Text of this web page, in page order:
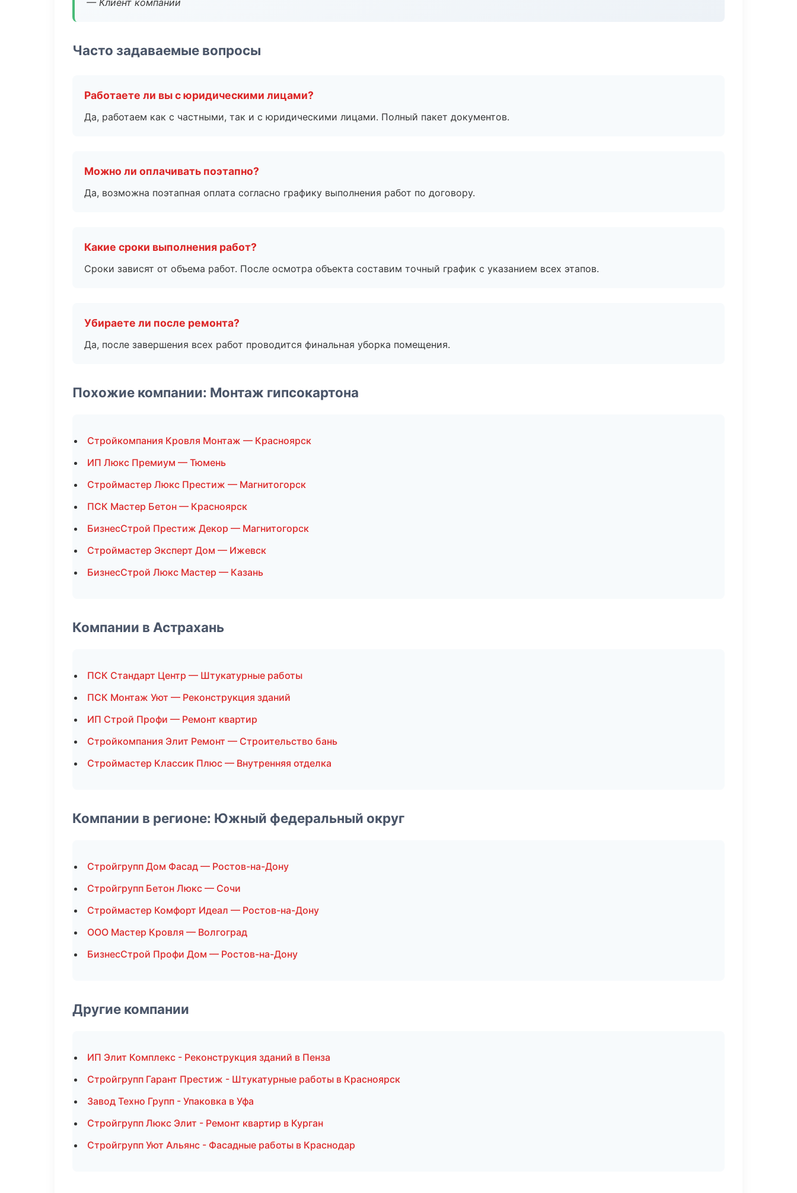
— Клиент компании
Часто задаваемые вопросы
Работаете ли вы с юридическими лицами?
Да, работаем как с частными, так и с юридическими лицами. Полный пакет документов.
Можно ли оплачивать поэтапно?
Да, возможна поэтапная оплата согласно графику выполнения работ по договору.
Какие сроки выполнения работ?
Сроки зависят от объема работ. После осмотра объекта составим точный график с указанием всех этапов.
Убираете ли после ремонта?
Да, после завершения всех работ проводится финальная уборка помещения.
Похожие компании: Монтаж гипсокартона
Стройкомпания Кровля Монтаж — Красноярск
ИП Люкс Премиум — Тюмень
Строймастер Люкс Престиж — Магнитогорск
ПСК Мастер Бетон — Красноярск
БизнесСтрой Престиж Декор — Магнитогорск
Строймастер Эксперт Дом — Ижевск
БизнесСтрой Люкс Мастер — Казань
Компании в Астрахань
ПСК Стандарт Центр — Штукатурные работы
ПСК Монтаж Уют — Реконструкция зданий
ИП Строй Профи — Ремонт квартир
Стройкомпания Элит Ремонт — Строительство бань
Строймастер Классик Плюс — Внутренняя отделка
Компании в регионе: Южный федеральный округ
Стройгрупп Дом Фасад — Ростов-на-Дону
Стройгрупп Бетон Люкс — Сочи
Строймастер Комфорт Идеал — Ростов-на-Дону
ООО Мастер Кровля — Волгоград
БизнесСтрой Профи Дом — Ростов-на-Дону
Другие компании
ИП Элит Комплекс - Реконструкция зданий в Пенза
Стройгрупп Гарант Престиж - Штукатурные работы в Красноярск
Завод Техно Групп - Упаковка в Уфа
Стройгрупп Люкс Элит - Ремонт квартир в Курган
Стройгрупп Уют Альянс - Фасадные работы в Краснодар